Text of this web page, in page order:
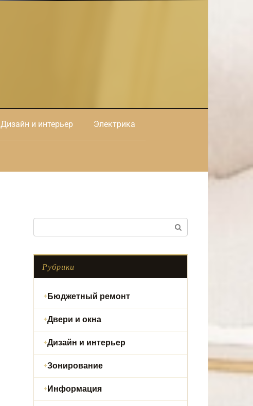
Дизайн и интерьер Электрика
Рубрики
Бюджетный ремонт
Двери и окна
Дизайн и интерьер
Зонирование
Информация